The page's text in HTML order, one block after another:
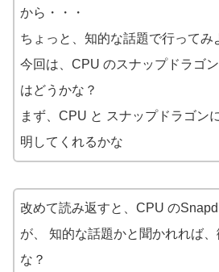
から・・・
ちょっと、知的な話題で行ってみ
今回は、CPU のスナップドラゴ
はどうかな？
まず、CPU と スナップドラゴン
明してくれるかな
改めて読み返すと、CPU の
が、 知的な話題かと聞かれれば
な？